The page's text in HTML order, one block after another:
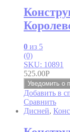
0 из 5
(0)
SKU: 10891
525.00Р
Уведомить о
Добавить в
Сравнить
Дисней,